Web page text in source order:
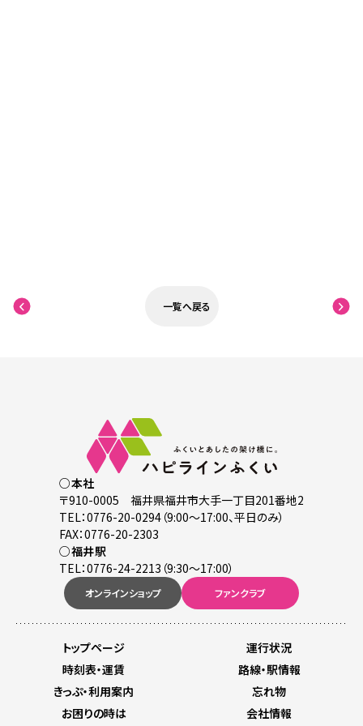
一覧へ戻る
○本社
〒910-0005 福井県福井市大手一丁目201番地2
TEL：0776-20-0294（9:00～17:00、平日のみ）
FAX：0776-20-2303
○福井駅
TEL：0776-24-2213（9:30～17:00）
オンラインショップ ファンクラブ
トップページ
運行状況
時刻表・運賃
路線・駅情報
きっぷ・利用案内
忘れ物
お困りの時は
会社情報